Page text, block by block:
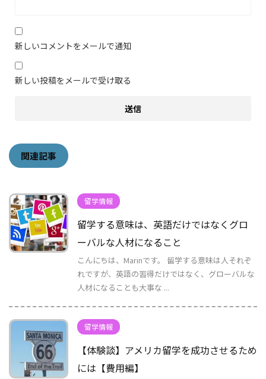
新しいコメントをメールで通知
新しい投稿をメールで受け取る
関連記事
留学情報
留学する意味は、英語だけではなくグロ
ーバルな人材になること
こんにちは、Marinです。 留学する意味は人それぞ
れですが、英語の習得だけではなく、グローバルな
人材になることも大事な ...
留学情報
【体験談】アメリカ留学を成功させるため
には【費用編】